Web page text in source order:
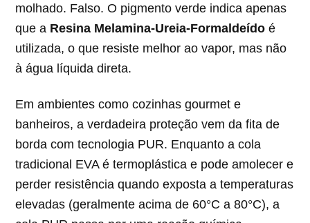
molhado. Falso. O pigmento verde indica apenas
que a Resina Melamina-Ureia-Formaldeído é
utilizada, o que resiste melhor ao vapor, mas não
à água líquida direta.
Em ambientes como cozinhas gourmet e
banheiros, a verdadeira proteção vem da fita de
borda com tecnologia PUR. Enquanto a cola
tradicional EVA é termoplástica e pode amolecer e
perder resistência quando exposta a temperaturas
elevadas (geralmente acima de 60°C a 80°C), a